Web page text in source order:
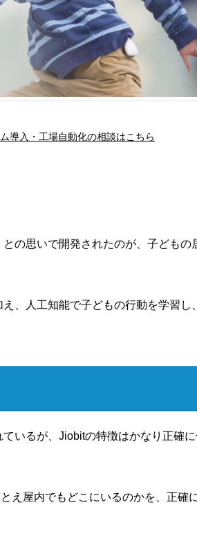
導入・工場自動化の相談はこちら
の思いで開発されたのが、子どもの
、人工知能で子どもの行動を学習し
いるが、Jiobitの特徴はかなり正確
え屋内でもどこにいるのかを、正確